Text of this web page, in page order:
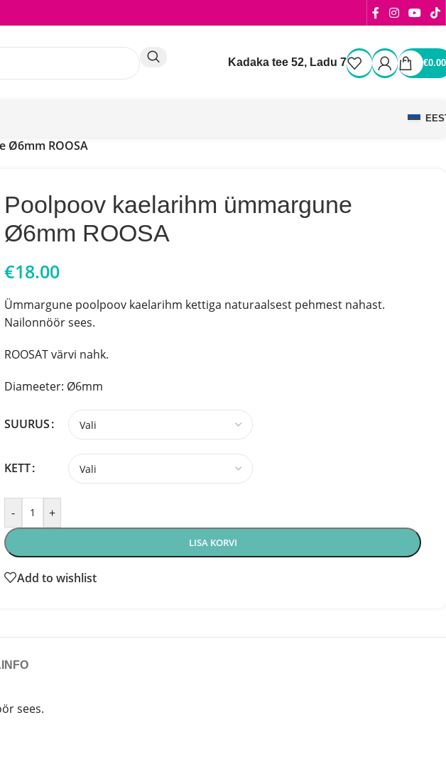
Kadaka tee 52, Ladu 7 €0.00
Ø6mm ROOSA
Poolpoov kaelarihm ümmargune
Ø6mm ROOSA
€18.00
Ümmargune poolpoov kaelarihm kettiga naturaalsest pehmest nahast.
Nailonnöör sees.
ROOSAT värvi nahk.
Diameeter: Ø6mm
SUURUS
KETT
- +
LISA KORVI
Add to wishlist
sees.